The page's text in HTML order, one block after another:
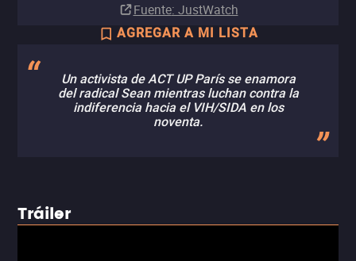
Fuente: JustWatch
AGREGAR A MI LISTA
Un activista de ACT UP París se enamora
del radical Sean mientras luchan contra la
indiferencia hacia el VIH/SIDA en los
noventa.
Tráiler